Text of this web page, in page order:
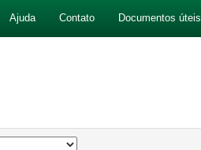
Ajuda Contato Documentos úteis